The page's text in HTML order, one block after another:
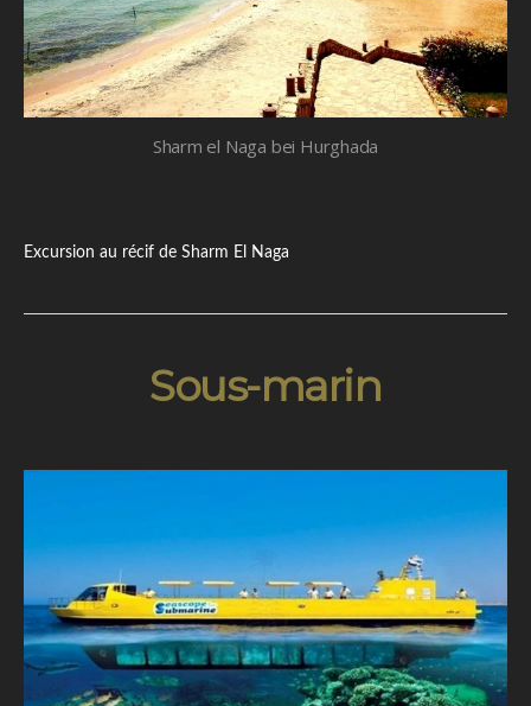
Sharm el Naga bei Hurghada
Excursion au récif de Sharm El Naga
Sous-marin